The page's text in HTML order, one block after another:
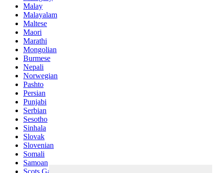
Malay
Malayalam
Maltese
Maori
Marathi
Mongolian
Burmese
Nepali
Norwegian
Pashto
Persian
Punjabi
Serbian
Sesotho
Sinhala
Slovak
Slovenian
Somali
Samoan
Scots Gaelic